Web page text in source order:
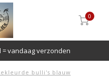
0
= vandaag verzonden
bulli's blauw